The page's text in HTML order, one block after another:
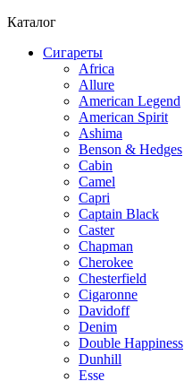
Каталог
Сигареты
Africa
Allure
American Legend
American Spirit
Ashima
Benson & Hedges
Cabin
Camel
Capri
Captain Black
Caster
Chapman
Cherokee
Chesterfield
Cigaronne
Davidoff
Denim
Double Happiness
Dunhill
Esse